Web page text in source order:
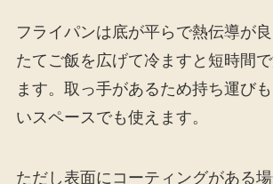
フライパンは底が平らで熱伝導が
たてご飯を広げて冷ますと短時間
ます。取っ手があるため持ち運び
いスペースでも使えます。
ただし表面にコーティングがある